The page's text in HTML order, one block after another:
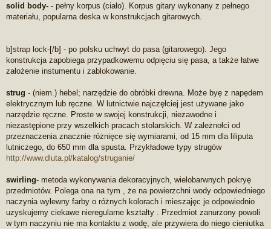
solid body- - pełny korpus (ciało). Korpus gitary wykonany z pełnego
materiału, popularna deska w konstrukcjach gitarowych.
b]strap lock-[/b] - po polsku uchwyt do pasa (gitarowego). Jego
konstrukcja zapobiega przypadkowemu odpięciu się pasa, a także łatwe
założenie instumentu i zablokowanie.
strug - (niem.) hebel; narzędzie do obróbki drewna. Może byę z napędem
elektrycznym lub ręczne. W lutnictwie najczęłciej jest używane jako
narzędzie ręczne. Proste w swojej konstrukcji, niezawodne i
niezastępione przy wszelkich pracach stolarskich. W zależnołci od
przeznaczenia znacznie różnięce się wymiarami, od 15 mm dla liliputa
lutniczego, do 650 mm dla spusta. Przykładowe typy strugów
http://www.dluta.pl/katalog/struganie/
swirling- metoda wykonywania dekoracyjnych, wielobarwnych pokryę
przedmiotów. Polega ona na tym , że na powierzchni wody odpowiedniego
naczynia wylewny farby o różnych kolorach i mieszajęc je odpowiednio
uzyskujemy ciekawe nieregularne kształty . Przedmiot zanurzony powoli
w tym naczyniu nie ma kontaktu z wodę, ale przywiera do niego cieniutka